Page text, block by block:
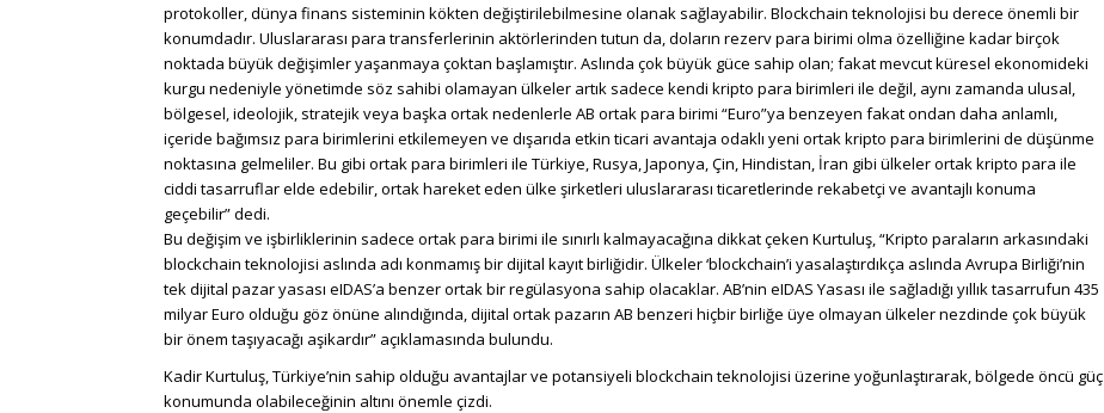
protokoller, dünya finans sisteminin kökten değiştirilebilmesine olanak sağlayabilir. Blockchain teknolojisi bu derece önemli bir
konumdadır. Uluslararası para transferlerinin aktörlerinden tutun da, doların rezerv para birimi olma özelliğine kadar birçok
noktada büyük değişimler yaşanmaya çoktan başlamıştır. Aslında çok büyük güce sahip olan; fakat mevcut küresel ekonomideki
kurgu nedeniyle yönetimde söz sahibi olamayan ülkeler artık sadece kendi kripto para birimleri ile değil, aynı zamanda ulusal,
bölgesel, ideolojik, stratejik veya başka ortak nedenlerle AB ortak para birimi “Euro”ya benzeyen fakat ondan daha anlamlı,
içeride bağımsız para birimlerini etkilemeyen ve dışarıda etkin ticari avantaja odaklı yeni ortak kripto para birimlerini de düşünme
noktasına gelmeliler. Bu gibi ortak para birimleri ile Türkiye, Rusya, Japonya, Çin, Hindistan, İran gibi ülkeler ortak kripto para ile
ciddi tasarruflar elde edebilir, ortak hareket eden ülke şirketleri uluslararası ticaretlerinde rekabetçi ve avantajlı konuma
geçebilir” dedi.
Bu değişim ve işbirliklerinin sadece ortak para birimi ile sınırlı kalmayacağına dikkat çeken Kurtuluş, “Kripto paraların arkasındaki
blockchain teknolojisi aslında adı konmamış bir dijital kayıt birliğidir. Ülkeler ‘blockchain’i yasalaştırdıkça aslında Avrupa Birliği’nin
tek dijital pazar yasası eIDAS’a benzer ortak bir regülasyona sahip olacaklar. AB’nin eIDAS Yasası ile sağladığı yıllık tasarrufun 435
milyar Euro olduğu göz önüne alındığında, dijital ortak pazarın AB benzeri hiçbir birliğe üye olmayan ülkeler nezdinde çok büyük
bir önem taşıyacağı aşikardır” açıklamasında bulundu.
Kadir Kurtuluş, Türkiye’nin sahip olduğu avantajlar ve potansiyeli blockchain teknolojisi üzerine yoğunlaştırarak, bölgede öncü güç
konumunda olabileceğinin altını önemle çizdi.